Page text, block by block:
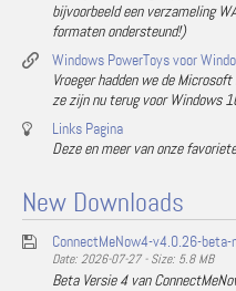
bijvoorbeeld een verzameling
formaten ondersteund!)
Windows PowerToys voor
Vroeger hadden we de
ze zijn nu terug voor Windows
Links Pagina
Deze en meer van onze
New Downloads
ConnectMeNow4-v4.0.26-beta-
Date: 2026-07-27 - Size: 5.8 MB
Beta Versie 4 van